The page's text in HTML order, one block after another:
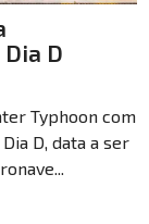
D
Typhoon com
D, data a ser